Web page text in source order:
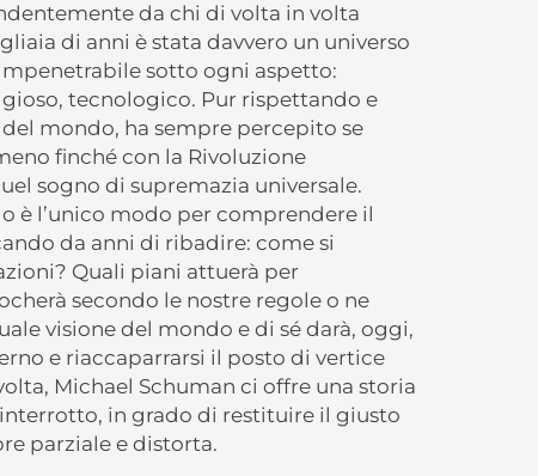
da chi di volta in volta
di anni è stata davvero un universo
sotto ogni aspetto:
tecnologico. Pur rispettando e
mondo, ha sempre percepito se
finché con la Rivoluzione
sogno di supremazia universale.
è l’unico modo per comprendere il
da anni di ribadire: come si
Quali piani attuerà per
secondo le nostre regole o ne
visione del mondo e di sé darà, oggi,
e riaccaparrarsi il posto di vertice
Michael Schuman ci offre una storia
in grado di restituire il giusto
parziale e distorta.